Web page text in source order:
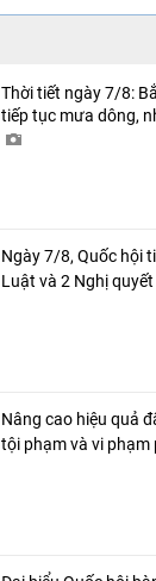
Thời tiết ngày 7/8:
tiếp tục mưa dông,
Ngày 7/8, Quốc hội
Luật và 2 Nghị
Nâng cao hiệu quả
tội phạm và vi phạm